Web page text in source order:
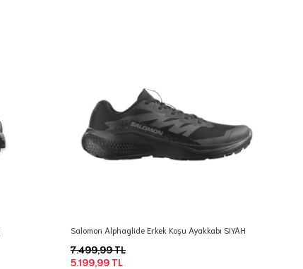
Salomon Alphaglide Erkek Koşu Ayakkabı SIYAH
5.199,99 TL
7.499,99 TL